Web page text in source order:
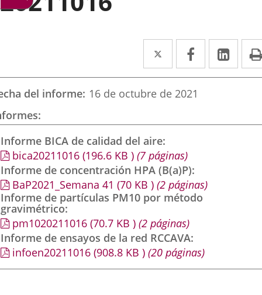
Twitter
Enlace
a
una
externa.
Facebook
Enlace
a
una
externa.
a
del informe 16 de octubre de 2021
Informe BICA de calidad del aire
bica20211016 (196.6 KB ) (7 páginas)
Informe de concentración HPA (B(a)P)
BaP2021_Semana 41 (70 KB ) (2 páginas)
Informe de partículas PM10 por método
gravimétrico
pm1020211016 (70.7 KB ) (2 páginas)
Informe de ensayos de la red RCCAVA
infoen20211016 (908.8 KB ) (20 páginas)